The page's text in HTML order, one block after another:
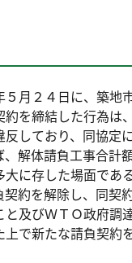
月２４日に、築地
を締結した行為は
しており、同協定
、解体請負工事合計
大に存した場面であ
約を解除し、同契
と及びＷＴＯ政府調
で新たな請負契約